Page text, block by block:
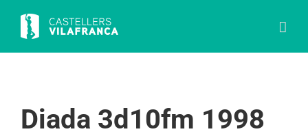
content
Diada 3d10fm 1998